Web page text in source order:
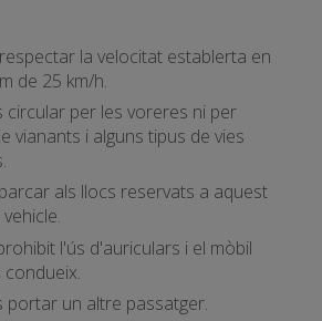
la velocitat establerta en
de 25 km/h.
circular per les voreres ni per
vianants i alguns tipus de vies
als llocs reservats a aquest
l'ús d'auriculars i el mòbil
condueix.
portar un altre passatger.